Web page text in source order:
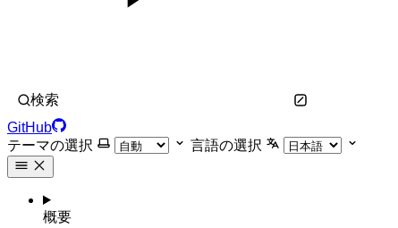
検索
GitHub
テーマの選択
言語の選択
概要